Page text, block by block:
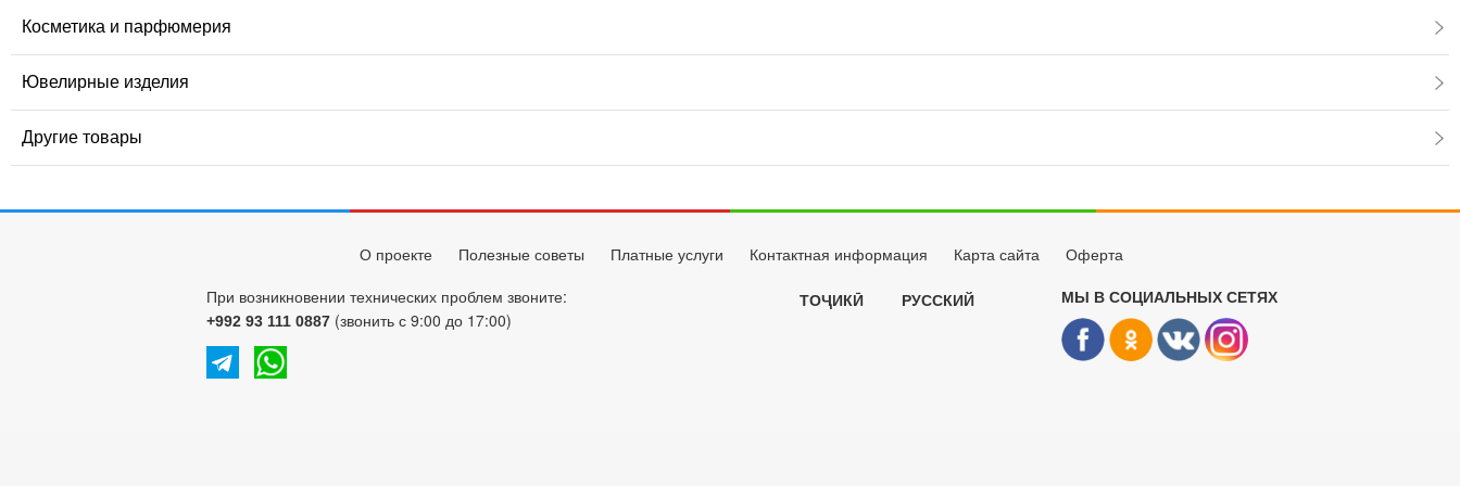
Косметика и парфюмерия
Ювелирные изделия
Другие товары
О проекте Полезные советы Платные услуги Контактная информация Карта сайта Оферта
При возникновении технических проблем звоните:
+992 93 111 0887 (звонить с 9:00 до 17:00)
ТОҶИКӢ РУССКИЙ МЫ В СОЦИАЛЬНЫХ СЕТЯХ